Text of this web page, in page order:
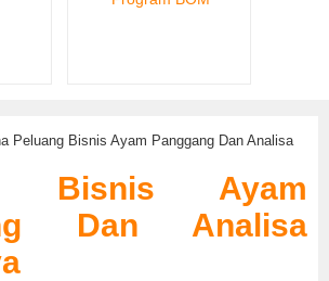
Peluang Bisnis Ayam Panggang Dan Analisa
Bisnis Ayam
Dan Analisa